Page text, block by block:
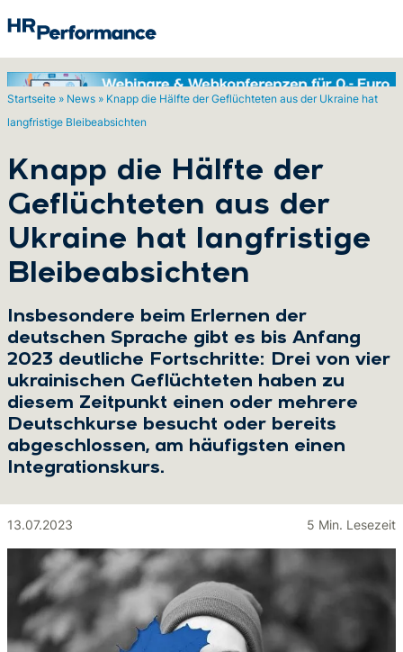
Startseite » News » Knapp die Hälfte der Geflüchteten aus der Ukraine hat
langfristige Bleibeabsichten
Knapp die Hälfte der
Geflüchteten aus der
Ukraine hat langfristige
Bleibeabsichten
Insbesondere beim Erlernen der
deutschen Sprache gibt es bis Anfang
2023 deutliche Fortschritte: Drei von vier
ukrainischen Geflüchteten haben zu
diesem Zeitpunkt einen oder mehrere
Deutschkurse besucht oder bereits
abgeschlossen, am häufigsten einen
Integrationskurs.
13.07.2023 5 Min. Lesezeit